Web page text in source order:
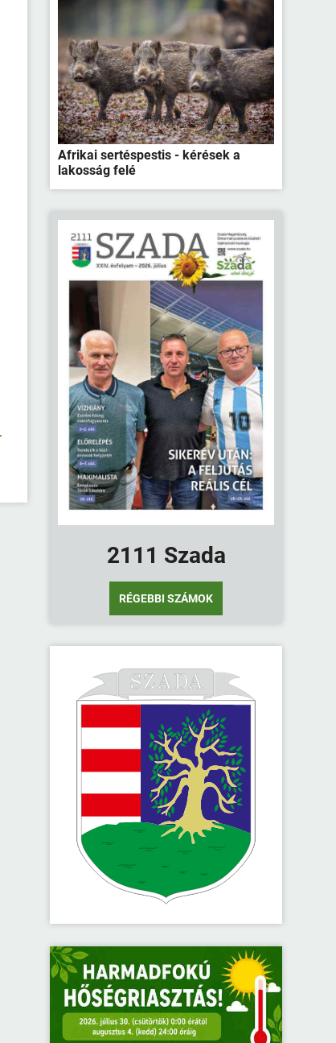
Afrikai sertéspestis - kérések a
lakosság felé
2111 Szada
RÉGEBBI SZÁMOK